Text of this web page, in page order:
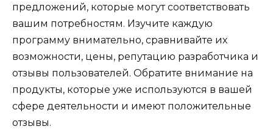
предложений, которые могут соответствовать
вашим потребностям. Изучите каждую
программу внимательно, сравнивайте их
возможности, цены, репутацию разработчика и
отзывы пользователей. Обратите внимание на
продукты, которые уже используются в вашей
сфере деятельности и имеют положительные
отзывы.